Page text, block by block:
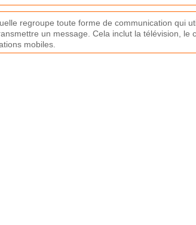
uelle regroupe toute forme de communication qui
ettre un message Cela inclut la télévision le c
mobiles